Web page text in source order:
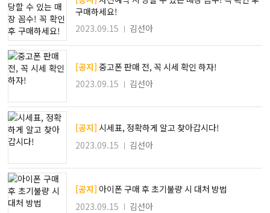
구매하세요!
2023.09.15
김선아
[공지] 중고폰 판매 전, 꼭 시세 확인 하자!
2023.09.15
김선아
[공지] 시세표, 정확하게 알고 찾아갑시다!
2023.09.15
김선아
[공지] 아이폰 구매 후 초기불량 시 대처 방법
2023.09.15
김선아